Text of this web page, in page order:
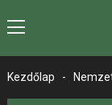
Kezdőlap -